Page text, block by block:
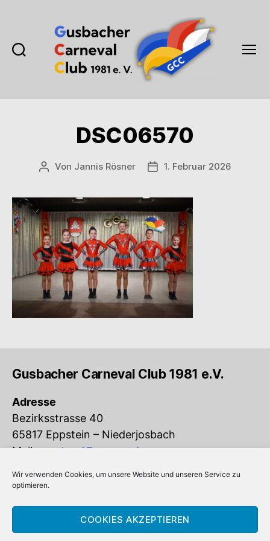
Wir verwenden Cookies, um unsere Website und unseren Service zu
optimieren.
COOKIES AKZEPTIEREN
1981
e.V.
DSC06570
Beitragsautor
Von Jannis Rösner Veröffentlichungsdatum
1. Februar 2026
Gusbacher Carneval Club 1981 e.V.
Adresse
Bezirksstrasse 40
65817 Eppstein – Niederjosbach
Mail:vorstand@gcc-ev.de
Eingetragen im Vereinsregister beim
Amtsgericht Königstein (VR 832)